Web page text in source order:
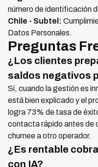
número de identificación
Chile - Subtel:
Datos Personales.
Preguntas
¿Los clientes
saldos negativos
Sí, cuando la gestión es
está bien explicado y el
logra 73% de tasa de
contacta rápido antes de
churnee a otro operador.
¿Es rentable
con IA?